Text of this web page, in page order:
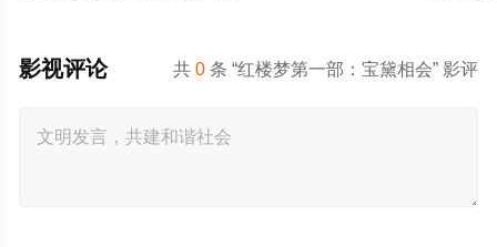
共0 条 “红楼梦第一部：宝黛相会” 影评
影视评论